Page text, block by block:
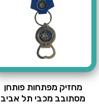
מחזיק מפתחות פותחן
מסתובב מכבי תל אביב